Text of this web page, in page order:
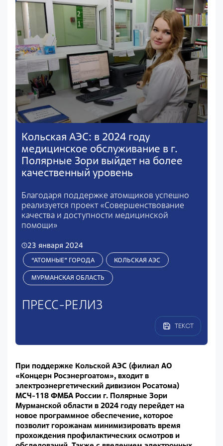
Кольская АЭС: в 2024 году
медицинское обслуживание в г.
Полярные Зори выйдет на более
качественный уровень
Благодаря поддержке атомщиков успешно
реализуется проект «Совершенствование
качества и доступности медицинской
помощи»
23 января 2024
“АТОМНЫЕ” ГОРОДА КОЛЬСКАЯ АЭС
МУРМАНСКАЯ ОБЛАСТЬ
ПРЕСС-РЕЛИЗ
ТЕКСТ
При поддержке Кольской АЭС (филиал АО
«Концерн Росэнергоатом», входит в
электроэнергетический дивизион Росатома)
МСЧ-118 ФМБА России г. Полярные Зори
Мурманской области в 2024 году перейдет на
новое программное обеспечение, которое
позволит горожанам минимизировать время
прохождения профилактических осмотров и